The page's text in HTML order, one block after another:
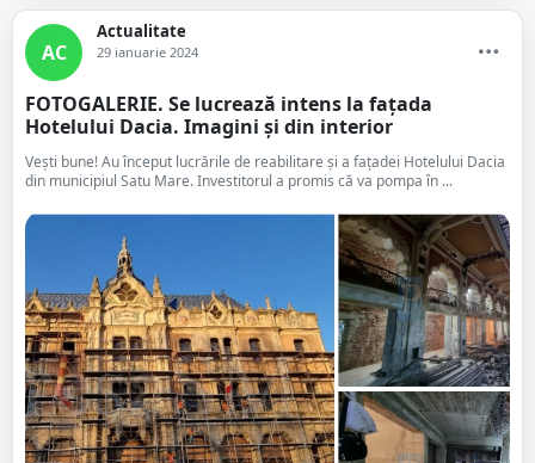
AC
Actualitate
29 ianuarie 2024
FOTOGALERIE. Se lucrează intens la fațada
Hotelului Dacia. Imagini și din interior
Vești bune! Au început lucrările de reabilitare și a fațadei Hotelului Dacia
din municipiul Satu Mare. Investitorul a promis că va pompa în ...